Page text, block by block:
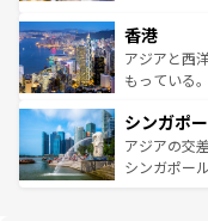
とつ。フォ
ひ現地で味
が旅行者を
参照してほし
の活気が交
帯で自然と
いビーチで
激する。気
が待ってい
た文化、そ
香港
アジアと西
もっている
み、どこを
ており、効
うな絶景か
シンガポ
アジアの交
シンガポー